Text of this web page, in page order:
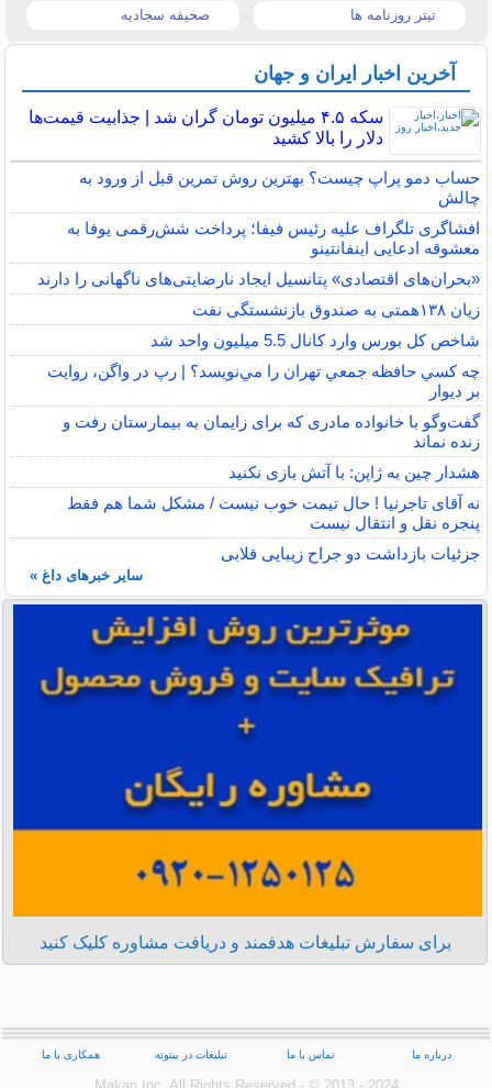
تیتر روزنامه ها صحیفه سجادیه
آخرین اخبار ایران و جهان
سکه ۴.۵ میلیون تومان گران شد | جذابیت قیمت‌ها
دلار را بالا کشید
حساب دمو پراپ چیست؟ بهترین روش تمرین قبل از ورود به
چالش
افشاگری تلگراف علیه رئیس فیفا؛ پرداخت شش‌رقمی یوفا به
معشوقه ادعایی اینفانتینو
«بحران‌های اقتصادی» پتانسیل ایجاد نارضایتی‌های ناگهانی را دارند
زیان ۱۳۸همتی به صندوق بازنشستگی نفت
شاخص کل بورس وارد کانال 5.5 میلیون واحد شد
چه كسي حافظه جمعي تهران را مي‌نويسد؟ | رپ در واگن، روايت
بر ديوار
گفت‌وگو با خانواده مادری که برای زایمان به بیمارستان رفت و
زنده نماند
هشدار چین به ژاپن: با آتش بازی نکنید
نه آقای تاجرنیا ! حال تیمت خوب نیست / مشکل شما هم فقط
پنجره نقل و انتقال نیست
جزئیات بازداشت دو جراح زیبایی قلابی
سایر خبرهای داغ »
برای سفارش تبلیغات هدفمند و دریافت مشاوره کلیک کنید
درباره ما تماس با ما تبلیغات در بیتوته همکاری با ما